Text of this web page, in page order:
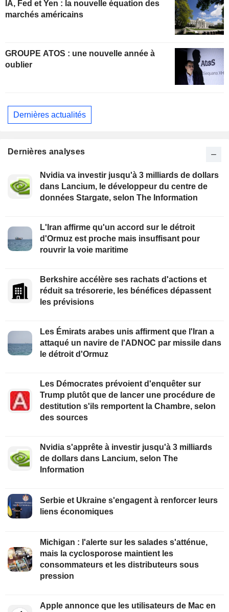
IA, Fed et Yen : la nouvelle équation des
marchés américains
GROUPE ATOS : une nouvelle année à
oublier
Dernières actualités
Dernières analyses
Nvidia va investir jusqu'à 3 milliards de dollars
dans Lancium, le développeur du centre de
données Stargate, selon The Information
L'Iran affirme qu'un accord sur le détroit
d'Ormuz est proche mais insuffisant pour
rouvrir la voie maritime
Berkshire accélère ses rachats d'actions et
réduit sa trésorerie, les bénéfices dépassent
les prévisions
Les Émirats arabes unis affirment que l'Iran a
attaqué un navire de l'ADNOC par missile dans
le détroit d'Ormuz
Les Démocrates prévoient d'enquêter sur
Trump plutôt que de lancer une procédure de
destitution s'ils remportent la Chambre, selon
des sources
Nvidia s'apprête à investir jusqu'à 3 milliards
de dollars dans Lancium, selon The
Information
Serbie et Ukraine s'engagent à renforcer leurs
liens économiques
Michigan : l'alerte sur les salades s'atténue,
mais la cyclosporose maintient les
consommateurs et les distributeurs sous
pression
Apple annonce que les utilisateurs de Mac en